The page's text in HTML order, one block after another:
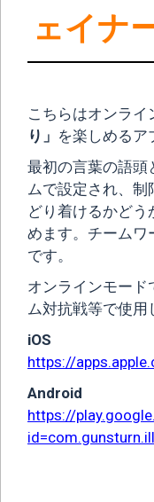
ェイナ
こちらはオンラ
り」 を楽しめるア
最初の言葉の語頭
ムで設定され、
どり着けるかど
めます。チームワ
です。
オンラインモード
ム対抗戦等で使用
iOS
https://
Android
https://